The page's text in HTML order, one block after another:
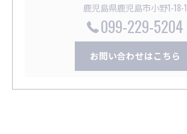
鹿児島県鹿児島市小野1-18-1
099-229-5204
お問い合わせはこちら